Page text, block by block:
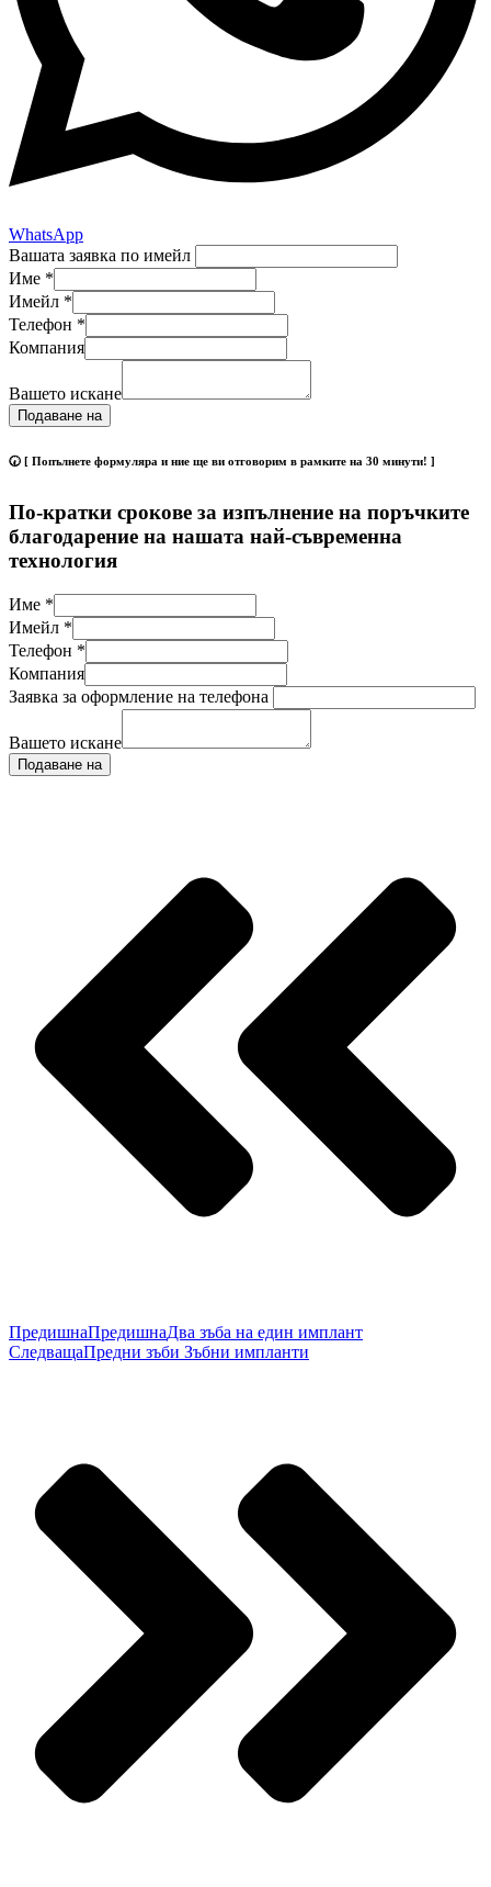
WhatsApp
Вашата заявка по имейл
Име *
Имейл *
Телефон *
Компания
Вашето искане
Подаване на
🕢 [ Попълнете формуляра и ние ще ви отговорим в рамките на 30 минути! ]
По-кратки срокове за изпълнение на поръчките
благодарение на нашата най-съвременна
технология
Име *
Имейл *
Телефон *
Компания
Заявка за оформление на телефона
Вашето искане
Подаване на
ПредишнаПредишнаДва зъба на един имплант
СледващаПредни зъби Зъбни импланти